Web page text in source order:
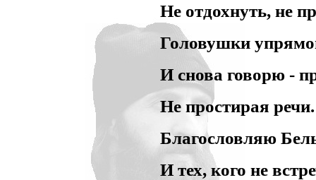
Не отдохнуть, не
Головушки
И снова говорю -
Не простирая речи.
Благословляю
И тех, кого не